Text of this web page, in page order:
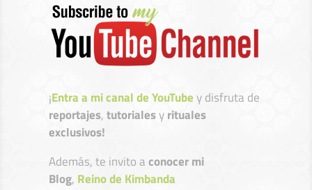
¡Entra a mi canal de YouTubey disfruta de
reportajes,tutorialesyrituales
exclusivos!
Además, te invito aconocer mi
Blog, Reino de Kimbanda